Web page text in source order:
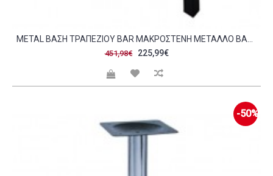
451,98€ 225,99€
-50%